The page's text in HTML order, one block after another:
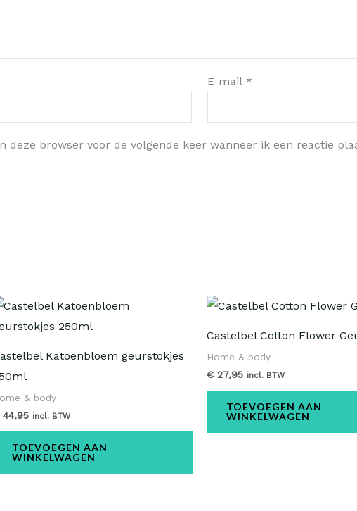
E-mail*
deze browser voor de volgende keer wanneer ik een reactie
Katoenbloem geurstokjes
& body
44,95 incl. BTW
TOEVOEGEN AAN
WINKELWAGEN
Castelbel Cotton Flower
Home & body
€ 27,95 incl. BTW
TOEVOEGEN AAN
WINKELWAGEN